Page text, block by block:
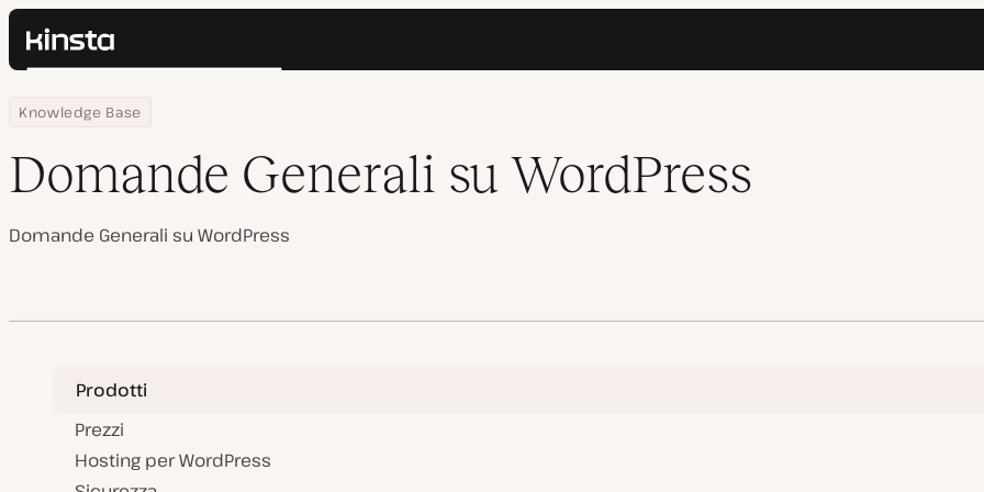
Kinsta®
Soluzioni
Risorse
Contatti
Cerca
Home
Centro Risorse
Knowledge Base
Domande Generali su WordPress
Domande Generali su WordPress
Domande Generali su WordPress
Prodotti
Prezzi
Hosting per WordPress